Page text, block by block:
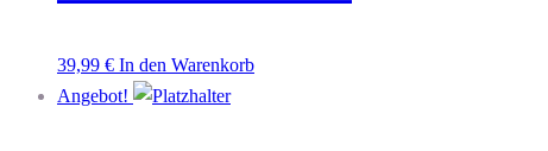
39,99 € In den Warenkorb
Angebot!